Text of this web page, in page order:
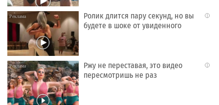
i
Ролик длится пару секунд, но вы
будете в шоке от увиденного
i
Ржу не переставая, это видео
пересмотришь не раз